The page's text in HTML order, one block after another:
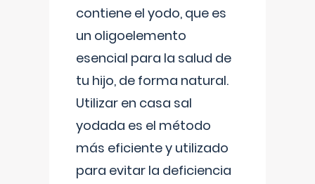
contiene el yodo, que es
un oligoelemento
esencial para la salud de
tu hijo, de forma natural.
Utilizar en casa sal
yodada es el método
más eficiente y utilizado
para evitar la deficiencia